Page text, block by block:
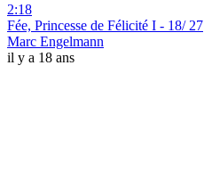
2:18
Fée, Princesse de Félicité I - 18/ 27
Marc Engelmann
il y a 18 ans